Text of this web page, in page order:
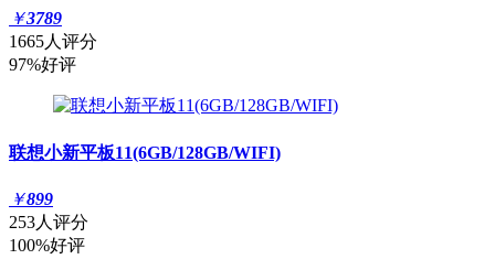
￥3789
1665人评分
97%好评
联想小新平板11(6GB/128GB/WIFI)
￥899
253人评分
100%好评